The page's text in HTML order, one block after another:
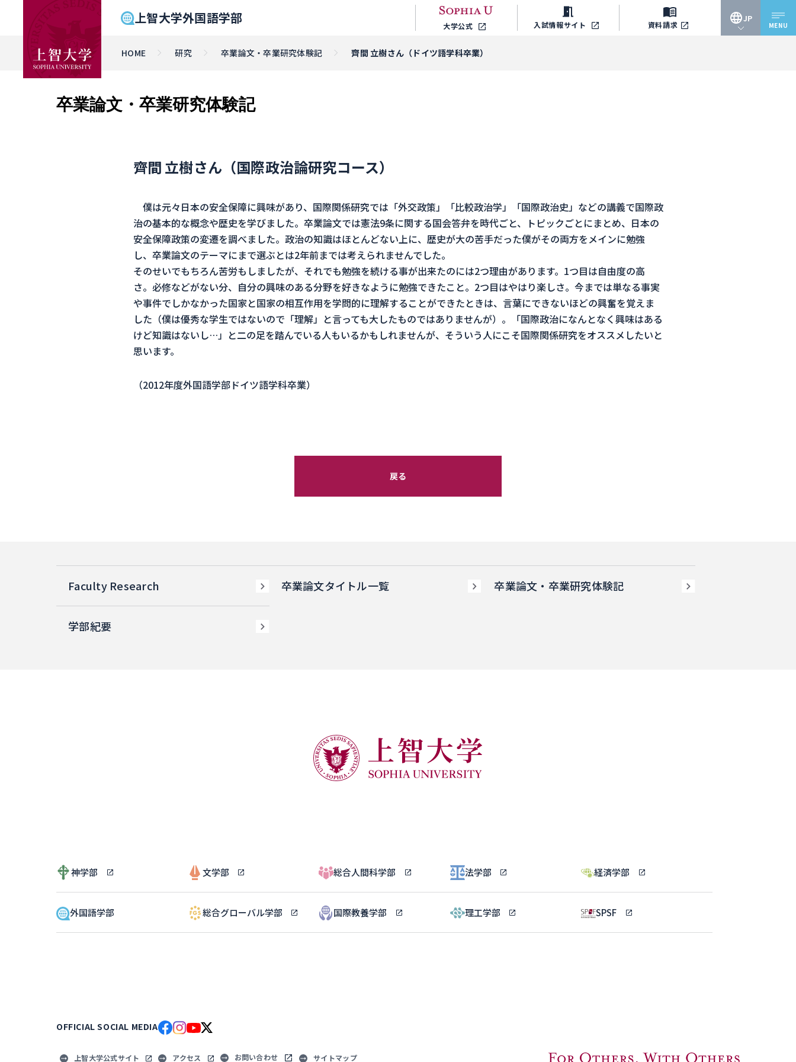
上智大学外国語学部 大学公式 入試情報サイト 資料請求
JP
MENU
HOME 研究 卒業論文・卒業研究体験記 齊間 立樹さん（ドイツ語学科卒業）
卒業論文・卒業研究体験記
齊間 立樹さん（国際政治論研究コース）
僕は元々日本の安全保障に興味があり、国際関係研究では「外交政策」「比較政治学」「国際政治史」などの講義で国際政
治の基本的な概念や歴史を学びました。卒業論文では憲法9条に関する国会答弁を時代ごと、トピックごとにまとめ、日本の
安全保障政策の変遷を調べました。政治の知識はほとんどない上に、歴史が大の苦手だった僕がその両方をメインに勉強
し、卒業論文のテーマにまで選ぶとは2年前までは考えられませんでした。
そのせいでもちろん苦労もしましたが、それでも勉強を続ける事が出来たのには2つ理由があります。1つ目は自由度の高
さ。必修などがない分、自分の興味のある分野を好きなように勉強できたこと。2つ目はやはり楽しさ。今までは単なる事実
や事件でしかなかった国家と国家の相互作用を学問的に理解することができたときは、言葉にできないほどの興奮を覚えま
した（僕は優秀な学生ではないので「理解」と言っても大したものではありませんが）。「国際政治になんとなく興味はある
けど知識はないし…」と二の足を踏んでいる人もいるかもしれませんが、そういう人にこそ国際関係研究をオススメしたいと
思います。
（2012年度外国語学部ドイツ語学科卒業）
戻る
Faculty Research 卒業論文タイトル一覧 卒業論文・卒業研究体験記
学部紀要
神学部 文学部 総合人間科学部 法学部 経済学部
外国語学部 総合グローバル学部 国際教養学部 理工学部 SPSF
OFFICIAL SOCIAL MEDIA
上智大学公式サイト アクセス お問い合わせ サイトマップ